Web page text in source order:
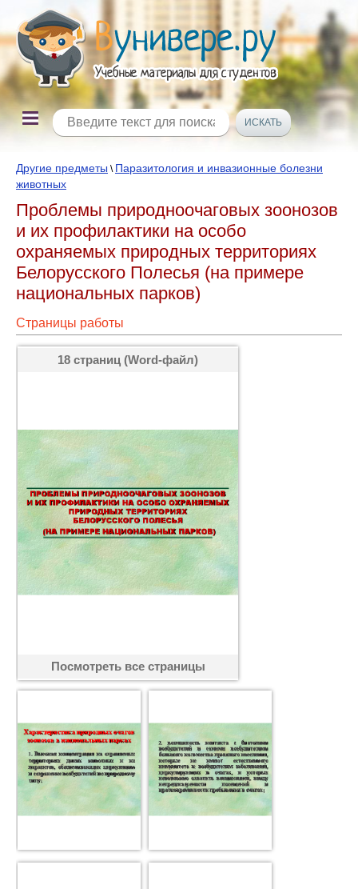
Другие предметы \ Паразитология и инвазионные болезни
животных
Проблемы природноочаговых зоонозов
и их профилактики на особо
охраняемых природных территориях
Белорусского Полесья (на примере
национальных парков)
Страницы работы
18 страниц (Word-файл)
Посмотреть все страницы